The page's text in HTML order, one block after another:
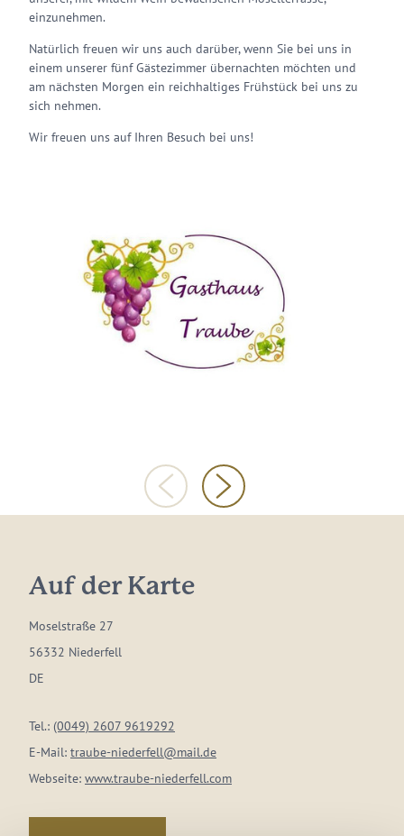
einzunehmen.
Natürlich freuen wir uns auch darüber, wenn Sie bei uns in
einem unserer fünf Gästezimmer übernachten möchten und
am nächsten Morgen ein reichhaltiges Frühstück bei uns zu
sich nehmen.
Wir freuen uns auf Ihren Besuch bei uns!
Auf der Karte
Moselstraße 27
56332 Niederfell
DE
Tel.: (0049) 2607 9619292
E-Mail: traube-niederfell@mail.de
Webseite: www.traube-niederfell.com